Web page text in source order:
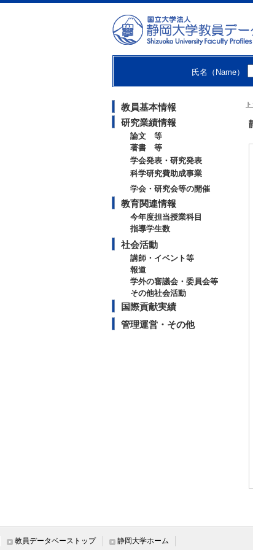
氏名（Name）
教員基本情報
研究業績情報
論文 等
著書 等
学会発表・研究発表
科学研究費助成事業
学会・研究会等の開催
教育関連情報
今年度担当授業科目
指導学生数
社会活動
講師・イベント等
報道
学外の審議会・委員会等
その他社会活動
国際貢献実績
管理運営・その他
教員データベーストップ 静岡大学ホーム